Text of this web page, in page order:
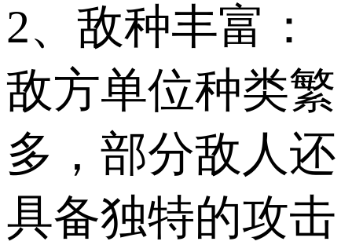
2、敌种丰富：
敌方单位种类繁
多，部分敌人还
具备独特的攻击